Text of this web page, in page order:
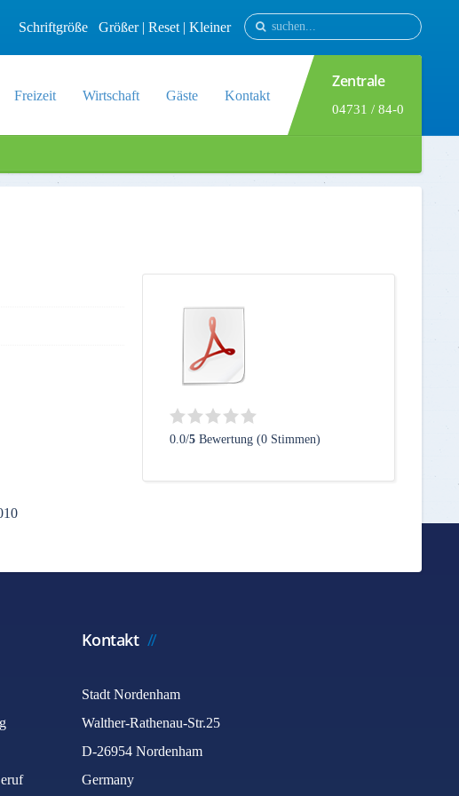
Schriftgröße Größer| Reset | Kleiner
Freizeit Wirtschaft Gäste Kontakt
Zentrale
04731 / 84-0
0.0/5 Bewertung (0 Stimmen)
Kontakt
Stadt Nordenham
Walther-Rathenau-Str.25
D-26954 Nordenham
Germany